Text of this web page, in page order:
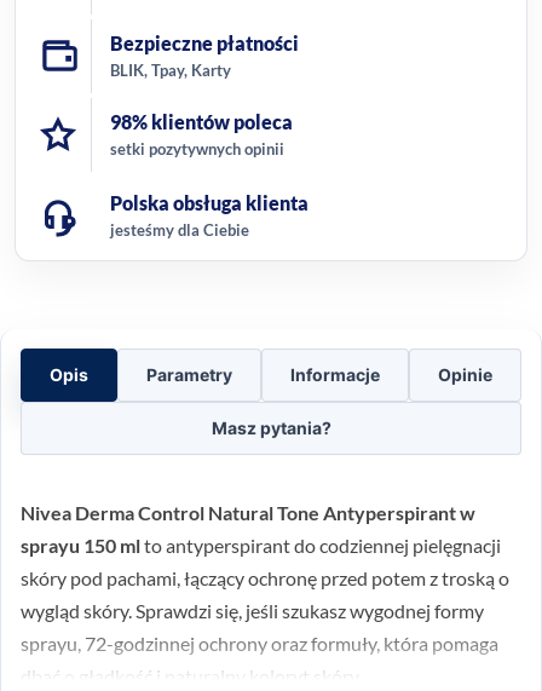
Bezpieczne płatności
BLIK, Tpay, Karty
98% klientów poleca
setki pozytywnych opinii
Polska obsługa klienta
jesteśmy dla Ciebie
Opis Parametry Informacje Opinie
Masz pytania?
Nivea Derma Control Natural Tone Antyperspirant w
sprayu 150 mlto antyperspirant do codziennej pielęgnacji
skóry pod pachami, łączący ochronę przed potem z troską o
wygląd skóry. Sprawdzi się, jeśli szukasz wygodnej formy
sprayu, 72-godzinnej ochrony oraz formuły, która pomaga
dbać o gładkość i naturalny koloryt skóry.